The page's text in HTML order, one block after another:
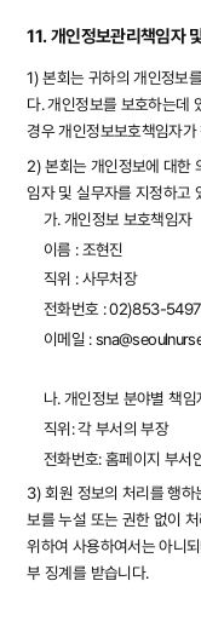
11. 개인정보관리책임자
1) 본회는 귀하의 개인정보
다. 개인정보를 보호하는데
경우 개인정보보호책임자
2) 본회는 개인정보에 대한
임자 및 실무자를 지정하고
가. 개인정보 보호책임자
이름 : 조현진
직위 : 사무처장
전화번호 : 02)853-5497
이메일 :
나. 개인정보 분야별 책임
직위: 각 부서의 부장
전화번호: 홈페이지 부서
3) 회원 정보의 처리를 행
보를 누설 또는 권한 없이
위하여 사용하여서는 아니
부 징계를 받습니다.